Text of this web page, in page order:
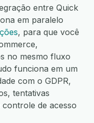
entre Quick
em paralelo
, para que você
no mesmo fluxo
funciona em um
com o GDPR,
tentativas
de acesso